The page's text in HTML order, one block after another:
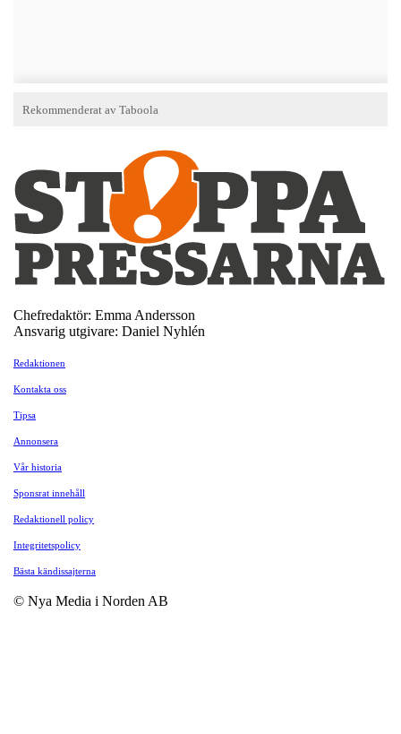
Chefredaktör: Emma Andersson
Ansvarig utgivare: Daniel Nyhlén
Redaktionen
Kontakta oss
Tipsa
Annonsera
Vår historia
Sponsrat innehåll
Redaktionell policy
Integritetspolicy
Bästa kändissajterna
© Nya Media i Norden AB